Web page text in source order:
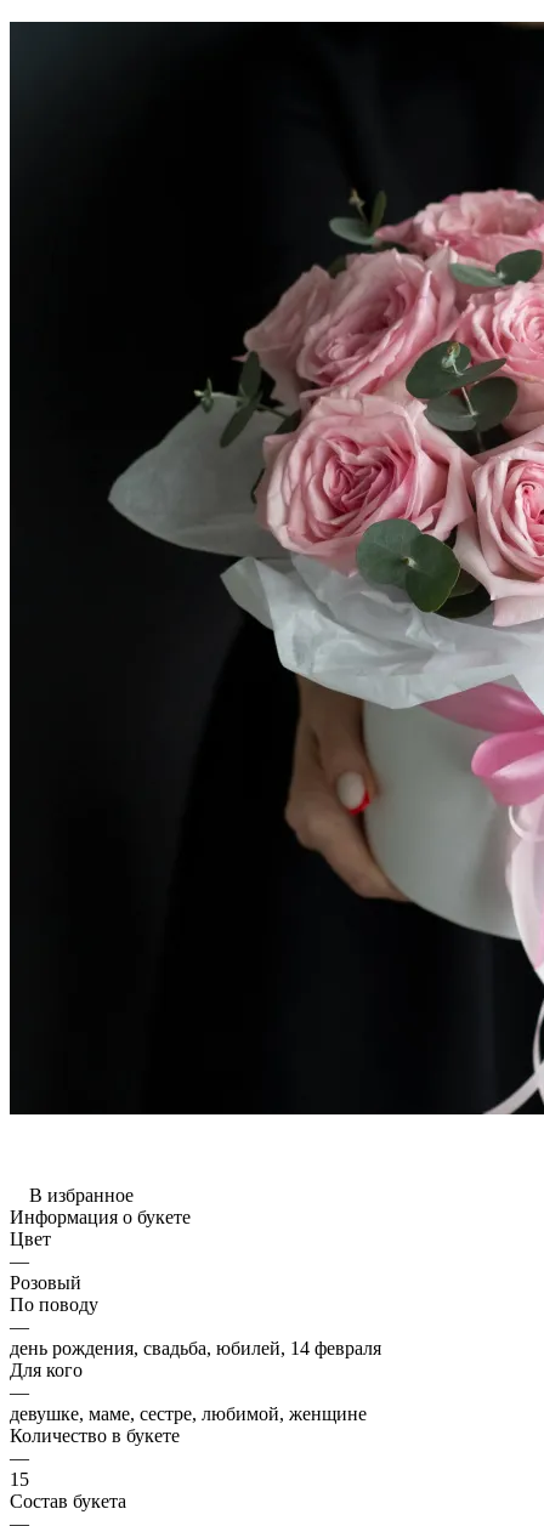
В избранное
Информация о букете
Цвет
—
Розовый
По поводу
—
день рождения, свадьба, юбилей, 14 февраля
Для кого
—
девушке, маме, сестре, любимой, женщине
Количество в букете
—
15
Состав букета